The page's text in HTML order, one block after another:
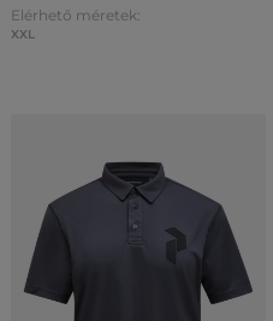
Elérhető méretek:
XXL